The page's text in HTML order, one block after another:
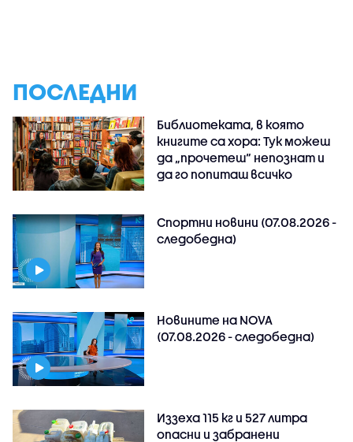
ПОСЛЕДНИ
Библиотеката, в която
книгите са хора: Тук можеш
да „прочетеш“ непознат и
да го попиташ всичко
Спортни новини (07.08.2026 -
следобедна)
Новините на NOVA
(07.08.2026 - следобедна)
Иззеха 115 кг и 527 литра
опасни и забранени